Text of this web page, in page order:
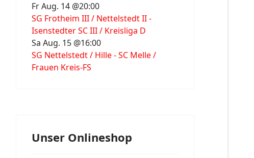
Fr Aug. 14 @20:00
SG Frotheim III / Nettelstedt II -
Isenstedter SC III / Kreisliga D
Sa Aug. 15 @16:00
SG Nettelstedt / Hille - SC Melle /
Frauen Kreis-FS
Unser Onlineshop